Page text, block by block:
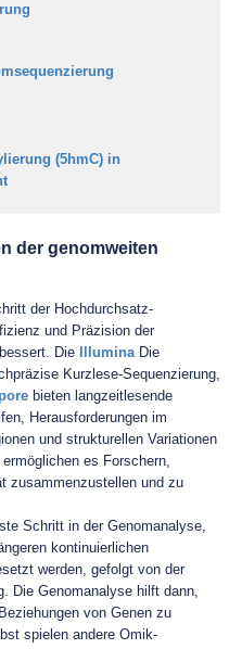
(5hmC) in
der genomweiten
der Hochdurchsatz-
und Präzision der
Die
IlluminaDie
Kurzlese-Sequenzierung,
bieten langzeitlesende
Herausforderungen im
und strukturellen Variationen
es Forschern,
zusammenzustellen und zu
Schritt in der Genomanalyse,
kontinuierlichen
werden, gefolgt von der
Die Genomanalyse hilft dann,
von Genen zu
spielen andere Omik-